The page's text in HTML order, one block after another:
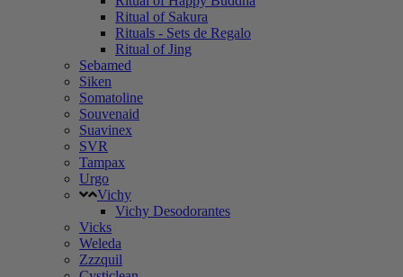
Ritual of Sakura
Rituals - Sets de Regalo
Ritual of Jing
Sebamed
Siken
Somatoline
Souvenaid
Suavinex
SVR
Tampax
Urgo
Vichy
Vichy Desodorantes
Vicks
Weleda
Zzzquil